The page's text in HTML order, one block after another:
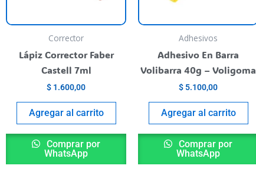
Corrector
Lápiz Corrector Faber
Castell 7ml
$ 1.600,00
Agregar al carrito
Comprar por
WhatsApp
Adhesivos
Adhesivo En Barra
Volibarra 40g – Voligoma
$ 5.100,00
Agregar al carrito
Comprar por
WhatsApp